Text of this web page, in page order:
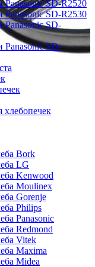
Panasonic SD-R2520
Panasonic SD-R2530
Panasonic SD-
Panasonic SD-
Bork
LG
Kenwood
Moulinex
Gorenje
Philips
Panasonic
Redmond
Vitek
Maxima
Midea